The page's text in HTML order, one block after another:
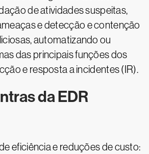
de atividades suspeitas,
e detecção e contenção
automatizando ou
das principais funções dos
e resposta a incidentes (IR).
da EDR
eficiência e reduções de custo: